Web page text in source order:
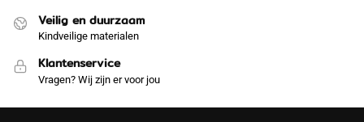
Veilig en duurzaam
Kindveilige materialen
Klantenservice
Vragen? Wij zijn er voor jou